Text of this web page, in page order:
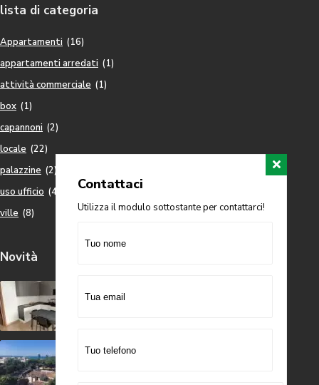
lista di categoria
Appartamenti (16)
appartamenti arredati (1)
attività commerciale (1)
box (1)
capannoni (2)
locale (22)
palazzine (2)
uso ufficio (4)
ville (8)
Novità
DOGANA VEC...
VENDESI APPARTAMENTO VIA
Contattaci
Utilizza il modulo sottostante per contattarci!